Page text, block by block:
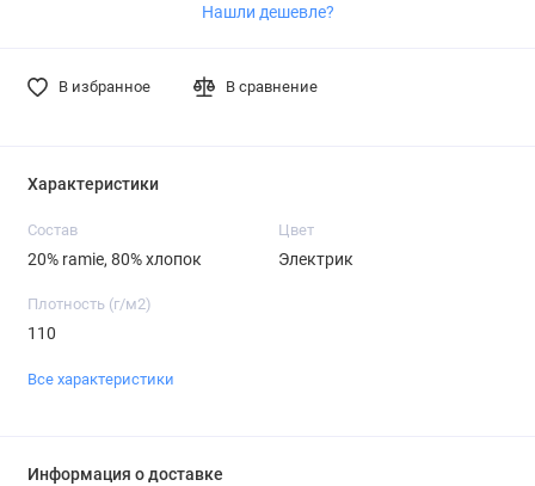
Нашли дешевле?
В избранное В сравнение
Характеристики
Состав
20% ramie, 80% хлопок
Цвет
Электрик
Плотность (г/м2)
110
Все характеристики
Информация о доставке